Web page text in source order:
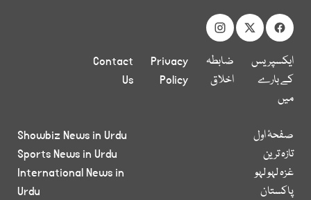
ایکسپریس
کے بارے
میں
ضابطہ
اخلاق
Privacy
Policy
Contact
Us
صفحۂ اول
تازہ ترین
غزہ لہو لہو
پاکستان
Showbiz News in Urdu
Sports News in Urdu
International News in
Urdu